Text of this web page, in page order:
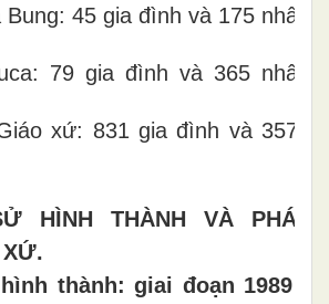
45 gia đình và 175 nhân
79 gia đình và 365 nhân
xứ: 831 gia đình và 3571
HÌNH THÀNH VÀ PHÁT
thành: giai đoạn 1989 -